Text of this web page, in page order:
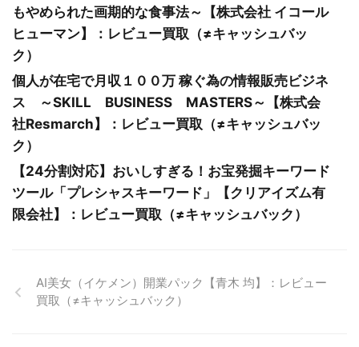
もやめられた画期的な食事法～【株式会社 イコール
ヒューマン】：レビュー買取（≠キャッシュバッ
ク）
個人が在宅で月収１００万 稼ぐ為の情報販売ビジネ
ス ～SKILL BUSINESS MASTERS～【株式会
社Resmarch】：レビュー買取（≠キャッシュバッ
ク）
【24分割対応】おいしすぎる！お宝発掘キーワード
ツール「プレシャスキーワード」【クリアイズム有
限会社】：レビュー買取（≠キャッシュバック）
AI美女（イケメン）開業パック【青木 均】：レビュー
買取（≠キャッシュバック）